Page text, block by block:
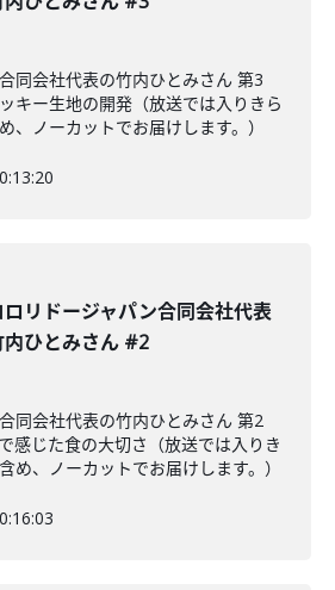
同会社代表の竹内ひとみさん 第3
キー生地の開発（放送では入りきら
、ノーカットでお届けします。）
ロリドージャパン合同会社代表
内ひとみさん #2
同会社代表の竹内ひとみさん 第2
感じた食の大切さ（放送では入りき
め、ノーカットでお届けします。）